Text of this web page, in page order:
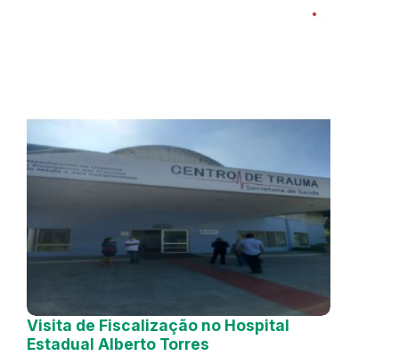
Visita de Fiscalização no Hospital
Estadual Alberto Torres